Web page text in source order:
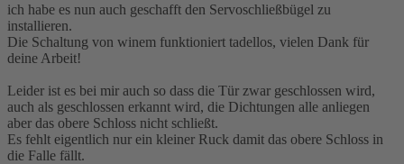
ich habe es nun auch geschafft den Servoschließbügel zu
installieren.
Die Schaltung von winem funktioniert tadellos, vielen Dank für
deine Arbeit!
Leider ist es bei mir auch so dass die Tür zwar geschlossen wird,
auch als geschlossen erkannt wird, die Dichtungen alle anliegen
aber das obere Schloss nicht schließt.
Es fehlt eigentlich nur ein kleiner Ruck damit das obere Schloss in
die Falle fällt.